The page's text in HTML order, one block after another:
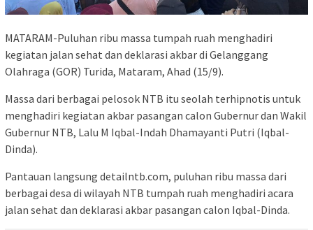
MATARAM-Puluhan ribu massa tumpah ruah menghadiri
kegiatan jalan sehat dan deklarasi akbar di Gelanggang
Olahraga (GOR) Turida, Mataram, Ahad (15/9).
Massa dari berbagai pelosok NTB itu seolah terhipnotis untuk
menghadiri kegiatan akbar pasangan calon Gubernur dan Wakil
Gubernur NTB, Lalu M Iqbal-Indah Dhamayanti Putri (Iqbal-
Dinda).
Pantauan langsung detailntb.com, puluhan ribu massa dari
berbagai desa di wilayah NTB tumpah ruah menghadiri acara
jalan sehat dan deklarasi akbar pasangan calon Iqbal-Dinda.